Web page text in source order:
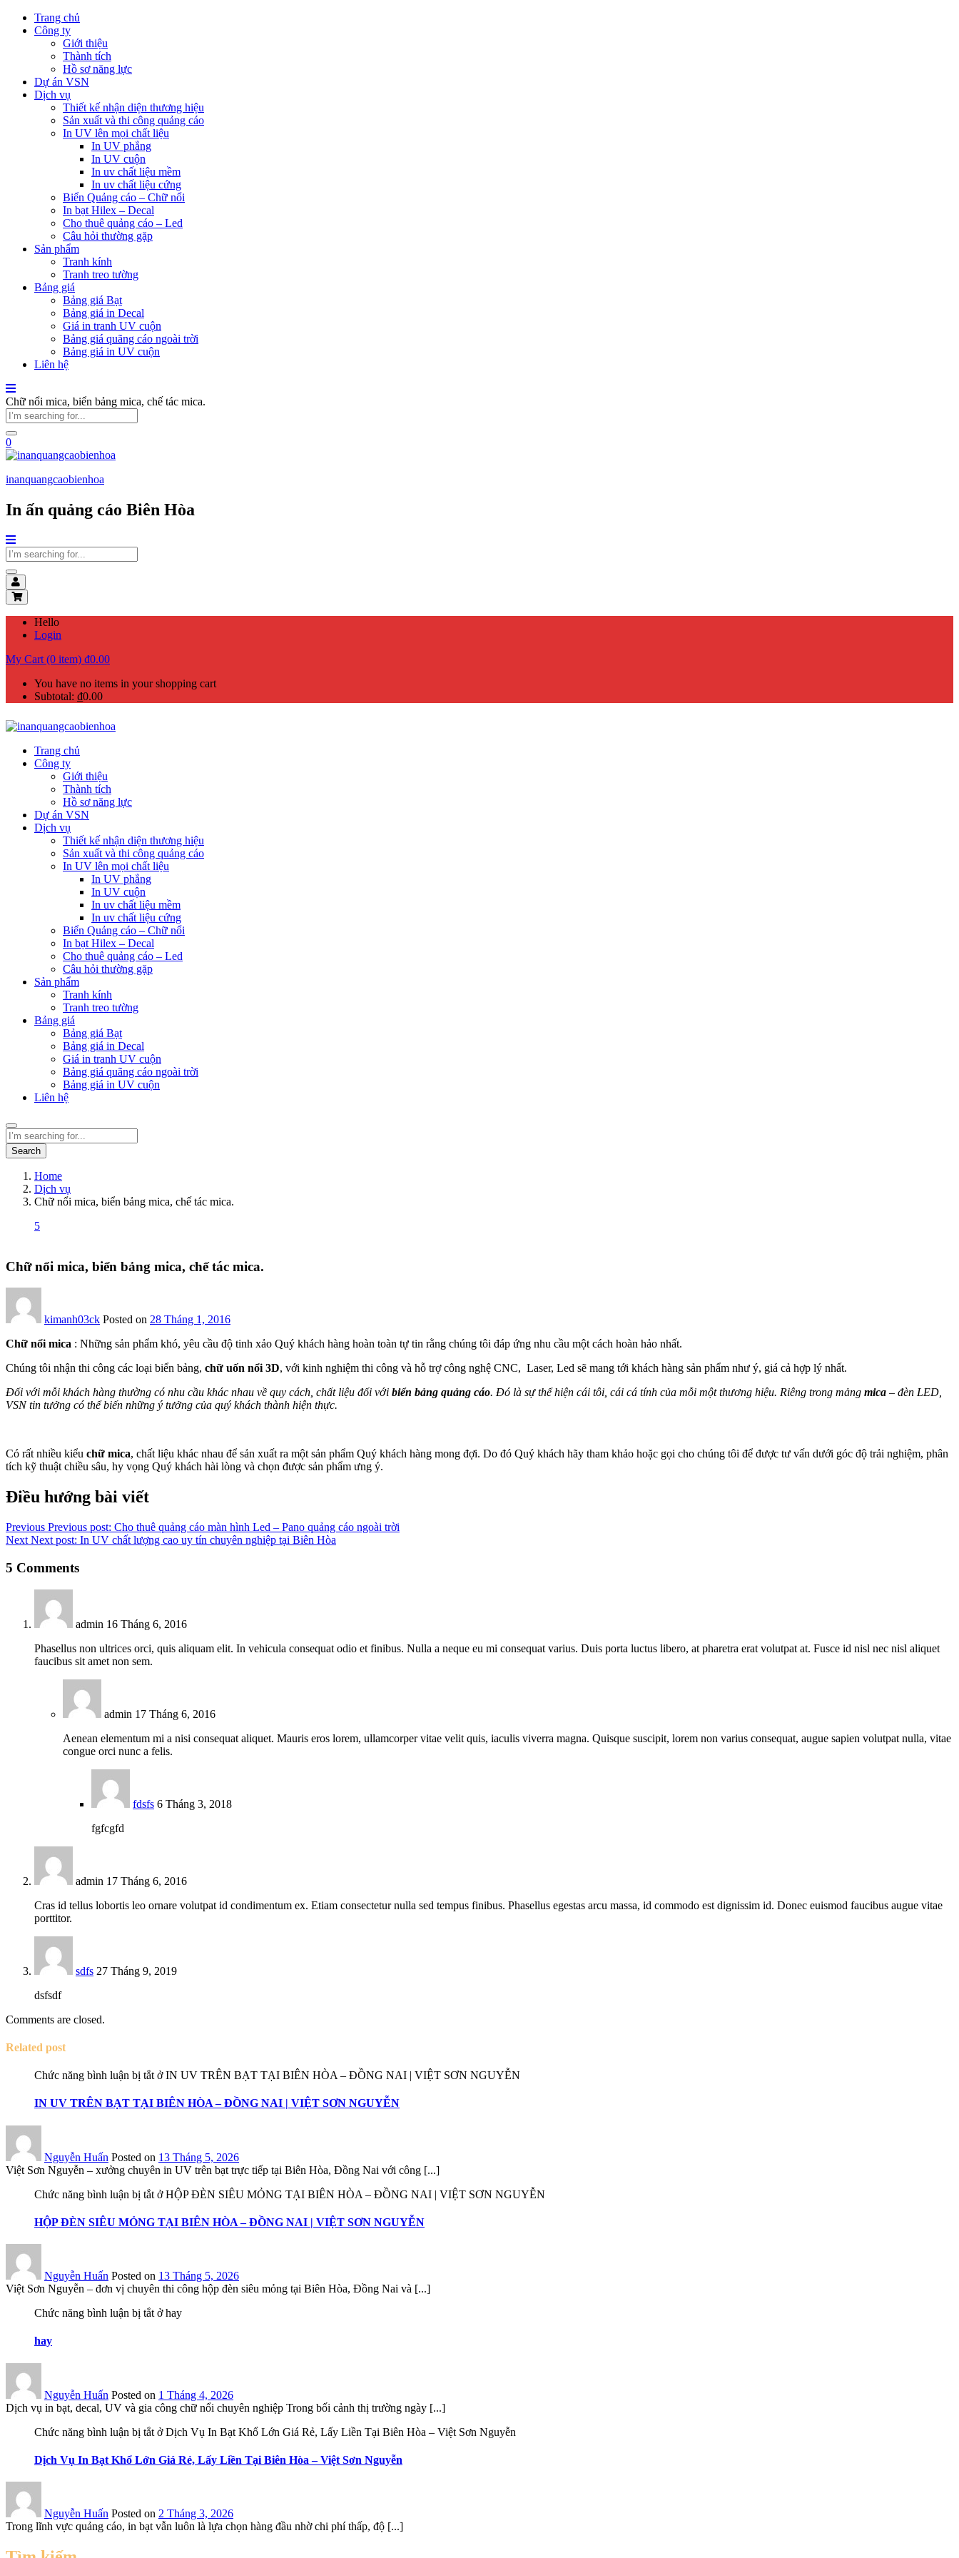
Trang chủ
Công ty
Giới thiệu
Thành tích
Hồ sơ năng lực
Dự án VSN
Dịch vụ
Thiết kế nhận diện thương hiệu
Sản xuất và thi công quảng cáo
In UV lên mọi chất liệu
In UV phẳng
In UV cuộn
In uv chất liệu mềm
In uv chất liệu cứng
Biển Quảng cáo – Chữ nổi
In bạt Hilex – Decal
Cho thuê quảng cáo – Led
Câu hỏi thường gặp
Sản phẩm
Tranh kính
Tranh treo tường
Bảng giá
Bảng giá Bạt
Bảng giá in Decal
Giá in tranh UV cuộn
Bảng giá quãng cáo ngoài trời
Bảng giá in UV cuộn
Liên hệ
Chữ nổi mica, biển bảng mica, chế tác mica.
0
inanquangcaobienhoa
In ấn quảng cáo Biên Hòa
Hello
Login
My Cart (0 item) ₫0.00
You have no items in your shopping cart
Subtotal: ₫0.00
Trang chủ
Công ty
Giới thiệu
Thành tích
Hồ sơ năng lực
Dự án VSN
Dịch vụ
Thiết kế nhận diện thương hiệu
Sản xuất và thi công quảng cáo
In UV lên mọi chất liệu
In UV phẳng
In UV cuộn
In uv chất liệu mềm
In uv chất liệu cứng
Biển Quảng cáo – Chữ nổi
In bạt Hilex – Decal
Cho thuê quảng cáo – Led
Câu hỏi thường gặp
Sản phẩm
Tranh kính
Tranh treo tường
Bảng giá
Bảng giá Bạt
Bảng giá in Decal
Giá in tranh UV cuộn
Bảng giá quãng cáo ngoài trời
Bảng giá in UV cuộn
Liên hệ
Search
Home
Dịch vụ
Chữ nổi mica, biển bảng mica, chế tác mica.
5
Chữ nổi mica, biển bảng mica, chế tác mica.
kimanh03ck Posted on 28 Tháng 1, 2016
Chữ nổi mica : Những sản phẩm khó, yêu cầu độ tinh xảo Quý khách hàng hoàn toàn tự tin rằng chúng tôi đáp ứng nhu cầu một cách hoàn hảo nhất.
Chúng tôi nhận thi công các loại biển bảng, chữ uốn nổi 3D, với kinh nghiệm thi công và hỗ trợ công nghệ CNC, Laser, Led sẽ mang tới khách hàng sản phẩm như ý, giá cả hợp lý nhất.
Đối với mỗi khách hàng thường có nhu cầu khác nhau về quy cách, chất liệu đối với biển bảng quảng cáo. Đó là sự thể hiện cái tôi, cái cá tính của mỗi một thương hiệu. Riêng trong mảng mica – đèn LED,
VSN tin tưởng có thể biến những ý tưởng của quý khách thành hiện thực.
Có rất nhiều kiểu chữ mica, chất liệu khác nhau để sản xuất ra một sản phẩm Quý khách hàng mong đợi. Do đó Quý khách hãy tham khảo hoặc gọi cho chúng tôi để được tư vấn dưới góc độ trải nghiệm, phân
tích kỹ thuật chiều sâu, hy vọng Quý khách hài lòng và chọn được sản phẩm ưng ý.
Điều hướng bài viết
Previous Previous post: Cho thuê quảng cáo màn hình Led – Pano quảng cáo ngoài trời
Next Next post: In UV chất lượng cao uy tín chuyên nghiệp tại Biên Hòa
5 Comments
admin 16 Tháng 6, 2016
Phasellus non ultrices orci, quis aliquam elit. In vehicula consequat odio et finibus. Nulla a neque eu mi consequat varius. Duis porta luctus libero, at pharetra erat volutpat at. Fusce id nisl nec nisl aliquet
faucibus sit amet non sem.
admin 17 Tháng 6, 2016
Aenean elementum mi a nisi consequat aliquet. Mauris eros lorem, ullamcorper vitae velit quis, iaculis viverra magna. Quisque suscipit, lorem non varius consequat, augue sapien volutpat nulla, vitae
congue orci nunc a felis.
fdsfs 6 Tháng 3, 2018
fgfcgfd
admin 17 Tháng 6, 2016
Cras id tellus lobortis leo ornare volutpat id condimentum ex. Etiam consectetur nulla sed tempus finibus. Phasellus egestas arcu massa, id commodo est dignissim id. Donec euismod faucibus augue vitae
porttitor.
sdfs 27 Tháng 9, 2019
dsfsdf
Comments are closed.
Related post
Chức năng bình luận bị tắt ở IN UV TRÊN BẠT TẠI BIÊN HÒA – ĐỒNG NAI | VIỆT SƠN NGUYỄN
IN UV TRÊN BẠT TẠI BIÊN HÒA – ĐỒNG NAI | VIỆT SƠN NGUYỄN
Nguyễn Huấn Posted on 13 Tháng 5, 2026
Việt Sơn Nguyễn – xưởng chuyên in UV trên bạt trực tiếp tại Biên Hòa, Đồng Nai với công [...]
Chức năng bình luận bị tắt ở HỘP ĐÈN SIÊU MỎNG TẠI BIÊN HÒA – ĐỒNG NAI | VIỆT SƠN NGUYỄN
HỘP ĐÈN SIÊU MỎNG TẠI BIÊN HÒA – ĐỒNG NAI | VIỆT SƠN NGUYỄN
Nguyễn Huấn Posted on 13 Tháng 5, 2026
Việt Sơn Nguyễn – đơn vị chuyên thi công hộp đèn siêu mỏng tại Biên Hòa, Đồng Nai và [...]
Chức năng bình luận bị tắt ở hay
hay
Nguyễn Huấn Posted on 1 Tháng 4, 2026
Dịch vụ in bạt, decal, UV và gia công chữ nổi chuyên nghiệp Trong bối cảnh thị trường ngày [...]
Chức năng bình luận bị tắt ở Dịch Vụ In Bạt Khổ Lớn Giá Rẻ, Lấy Liền Tại Biên Hòa – Việt Sơn Nguyễn
Dịch Vụ In Bạt Khổ Lớn Giá Rẻ, Lấy Liền Tại Biên Hòa – Việt Sơn Nguyễn
Nguyễn Huấn Posted on 2 Tháng 3, 2026
Trong lĩnh vực quảng cáo, in bạt vẫn luôn là lựa chọn hàng đầu nhờ chi phí thấp, độ [...]